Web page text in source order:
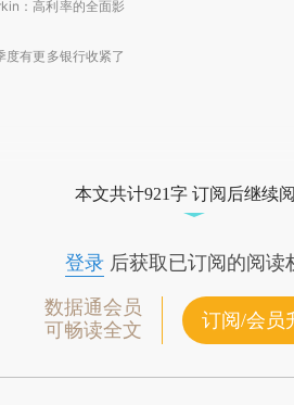
：高利率的全面影
度有更多银行收紧了
本文共计921字 订阅后继续
登录后获取已订阅的阅读
数据通会员
可畅读全文
订阅/会员